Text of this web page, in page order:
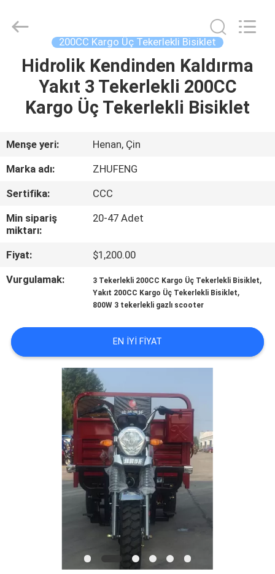
ÜRÜN:%
HAKKIMIZDA
FABRIKA
TURU
KALITE
KONTROL
BIZIMLE
ILETIŞIME
GEÇIN
HABERLER
Tricycle
Motorcycle
200CC Kargo Üç Tekerlekli Bisiklet
Hidrolik Kendinden Kaldırma
Yakıt 3 Tekerlekli 200CC
Kargo Üç Tekerlekli Bisiklet
Menşe yeri:
Henan, Çin
Marka adı:
ZHUFENG
Sertifika:
CCC
Min sipariş
miktarı:
20-47 Adet
Fiyat:
$1,200.00
Vurgulamak:
3 Tekerlekli 200CC Kargo Üç Tekerlekli Bisiklet,
Yakıt 200CC Kargo Üç Tekerlekli Bisiklet,
800W 3 tekerlekli gazlı scooter
EN IYI FIYAT